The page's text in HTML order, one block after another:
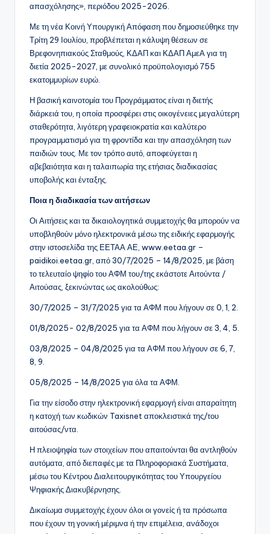
απασχόλησης», περιόδου 2025-2026.
Με τη νέα Κοινή Υπουργική Απόφαση που δημοσιεύθηκε την
Τρίτη 29 Ιουλίου, προβλέπεται η κάλυψη θέσεων σε
Βρεφονηπιακούς Σταθμούς, ΚΔΑΠ και ΚΔΑΠ ΑμεΑ για τη
διετία 2025-2027, με συνολικό προϋπολογισμό 755
εκατομμυρίων ευρώ.
Η βασική καινοτομία του Προγράμματος είναι η διετής
διάρκειά του, η οποία προσφέρει στις οικογένειες μεγαλύτερη
σταθερότητα, λιγότερη γραφειοκρατία και καλύτερο
προγραμματισμό για τη φροντίδα και την απασχόληση των
παιδιών τους. Με τον τρόπο αυτό, αποφεύγεται η
αβεβαιότητα και η ταλαιπωρία της ετήσιας διαδικασίας
υποβολής και ένταξης.
Ποια η διαδικασία των αιτήσεων
Οι Αιτήσεις και τα δικαιολογητικά συμμετοχής θα μπορούν να
υποβληθούν μόνο ηλεκτρονικά μέσω της ειδικής εφαρμογής
στην ιστοσελίδα της ΕΕΤΑΑ ΑΕ, www.eetaa.gr –
paidikoi.eetaa.gr, από 30/7/2025 – 14/8/2025, με βάση
το τελευταίο ψηφίο του ΑΦΜ του/της εκάστοτε Αιτούντα /
Αιτούσας, ξεκινώντας ως ακολούθως:
30/7/2025 – 31/7/2025 για τα ΑΦΜ που λήγουν σε 0, 1, 2.
01/8/2025- 02/8/2025 για τα ΑΦΜ που λήγουν σε 3, 4, 5.
03/8/2025 – 04/8/2025 για τα ΑΦΜ που λήγουν σε 6, 7,
8, 9.
05/8/2025 – 14/8/2025 για όλα τα ΑΦΜ.
Για την είσοδο στην ηλεκτρονική εφαρμογή είναι απαραίτητη
η κατοχή των κωδικών Taxisnet αποκλειστικά της/του
αιτούσας/ντα.
Η πλειοψηφία των στοιχείων που απαιτούνται θα αντληθούν
αυτόματα, από διεπαφές με τα Πληροφοριακά Συστήματα,
μέσω του Κέντρου Διαλειτουργικότητας του Υπουργείου
Ψηφιακής Διακυβέρνησης.
Δικαίωμα συμμετοχής έχουν όλοι οι γονείς ή τα πρόσωπα
που έχουν τη γονική μέριμνα ή την επιμέλεια, ανάδοχοι